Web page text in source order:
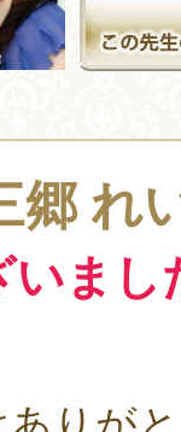
郷 れ
いまし